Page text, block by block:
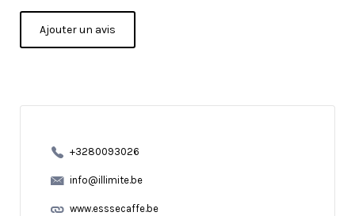
Ajouter un avis
+3280093026
info@illimite.be
www.esssecaffe.be